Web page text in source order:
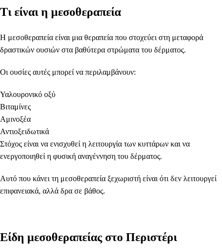
Τι είναι η μεσοθεραπεία
Η μεσοθεραπεία είναι μια θεραπεία που στοχεύει στη μεταφορά
δραστικών ουσιών στα βαθύτερα στρώματα του δέρματος.
Οι ουσίες αυτές μπορεί να περιλαμβάνουν:
Υαλουρονικό οξύ
Βιταμίνες
Αμινοξέα
Αντιοξειδωτικά
Στόχος είναι να ενισχυθεί η λειτουργία των κυττάρων και να
ενεργοποιηθεί η φυσική αναγέννηση του δέρματος.
Αυτό που κάνει τη μεσοθεραπεία ξεχωριστή είναι ότι δεν λειτουργεί
επιφανειακά, αλλά δρα σε βάθος.
Είδη μεσοθεραπείας στο Περιστέρι